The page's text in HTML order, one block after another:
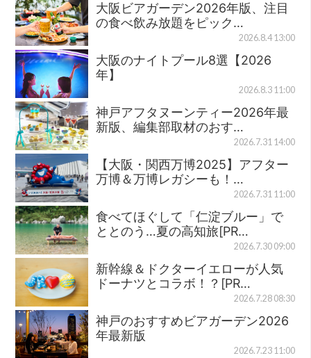
大阪ビアガーデン2026年版、注目
の食べ飲み放題をピック…
2026.8.4 13:00
大阪のナイトプール8選【2026
年】
2026.8.3 11:00
神戸アフタヌーンティー2026年最
新版、編集部取材のおす…
2026.7.31 14:00
【大阪・関西万博2025】アフター
万博＆万博レガシーも！…
2026.7.31 11:00
食べてほぐして「仁淀ブルー」で
ととのう…夏の高知旅[PR…
2026.7.30 09:00
新幹線＆ドクターイエローが人気
ドーナツとコラボ！？[PR…
2026.7.28 08:30
神戸のおすすめビアガーデン2026
年最新版
2026.7.23 11:00